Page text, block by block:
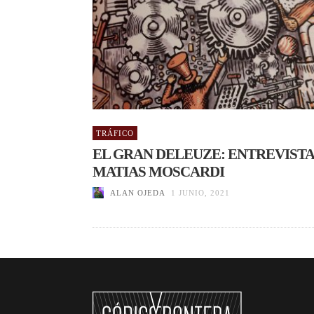
TRÁFICO
EL GRAN DELEUZE:
MATIAS MOSCARDI
ALAN OJEDA 1 JUNIO, 2021